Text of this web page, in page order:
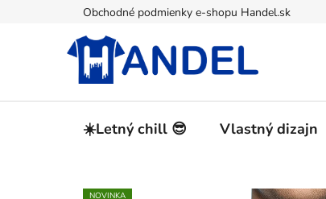
Obchodné podmienky e-shopu Handel.sk
☀️Letný chill 😎 Vlastný dizajn
NOVINKA